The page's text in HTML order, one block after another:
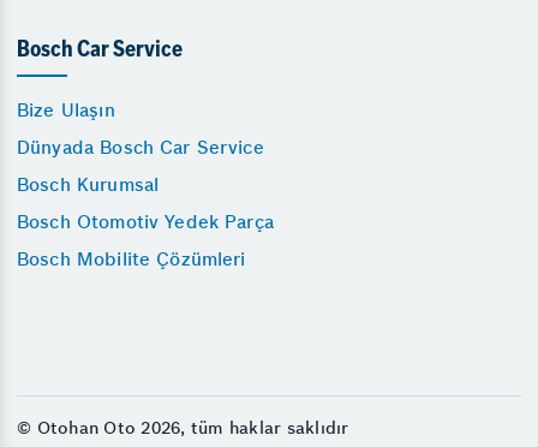
Bosch Car Service
Bize Ulaşın
Dünyada Bosch Car Service
Bosch Kurumsal
Bosch Otomotiv Yedek Parça
Bosch Mobilite Çözümleri
© Otohan Oto 2026, tüm haklar saklıdır